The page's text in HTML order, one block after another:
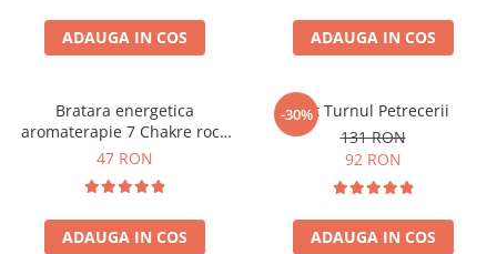
ADAUGA IN COS ADAUGA IN COS
Bratara energetica
aromaterapie 7 Chakre roca
vulcanica
47 RON
ADAUGA IN COS
-30%Set Turnul Petrecerii
131 RON
92 RON
ADAUGA IN COS